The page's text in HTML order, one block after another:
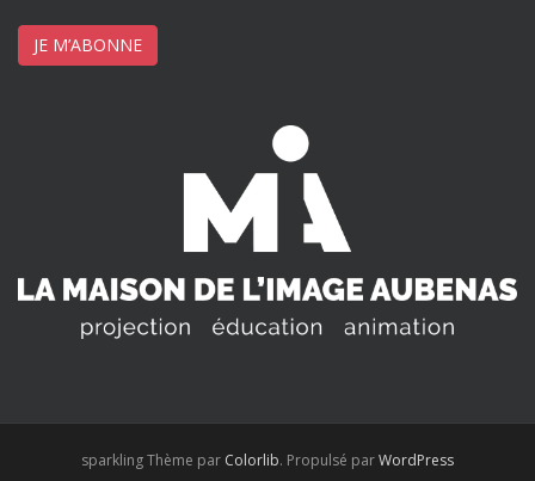
JE M’ABONNE
sparkling Thème par Colorlib. Propulsé parWordPress